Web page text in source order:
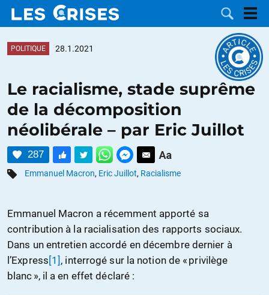
LES
DOSSIERS
CATÉGORIES
MOTS CLÉS
CONTACTER
FAIRE UN
POLITIQUE 28.1.2021
Le racialisme, stade suprême
de la décomposition
néolibérale – par Eric Juillot
287
Emmanuel Macron, Eric Juillot, Racialisme
Emmanuel Macron a récemment apporté sa
contribution à la racialisation des rapports sociaux.
Dans un entretien accordé en décembre dernier à
l’Express [1] , interrogé sur la notion de « privilège
blanc », il a en effet déclaré :